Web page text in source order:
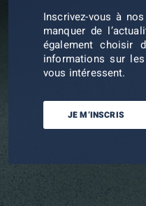
Inscrivez-vous à
manquer de
également choisir
informations sur
vous intéressent.
JE M’INSCRIS